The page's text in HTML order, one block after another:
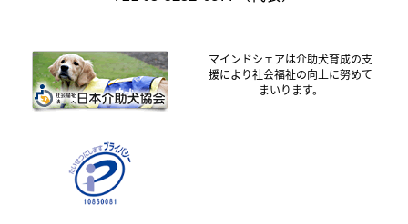
マインドシェアは介助犬育成の支
援により社会福祉の向上に努めて
まいります。